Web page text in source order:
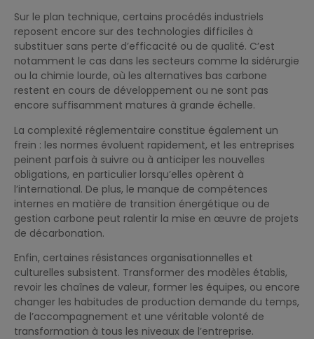
Sur le plan technique, certains procédés industriels
reposent encore sur des technologies difficiles à
substituer sans perte d’efficacité ou de qualité. C’est
notamment le cas dans les secteurs comme la sidérurgie
ou la chimie lourde, où les alternatives bas carbone
restent en cours de développement ou ne sont pas
encore suffisamment matures à grande échelle.
La complexité réglementaire constitue également un
frein : les normes évoluent rapidement, et les entreprises
peinent parfois à suivre ou à anticiper les nouvelles
obligations, en particulier lorsqu’elles opèrent à
l’international. De plus, le manque de compétences
internes en matière de transition énergétique ou de
gestion carbone peut ralentir la mise en œuvre de projets
de décarbonation.
Enfin, certaines résistances organisationnelles et
culturelles subsistent. Transformer des modèles établis,
revoir les chaînes de valeur, former les équipes, ou encore
changer les habitudes de production demande du temps,
de l’accompagnement et une véritable volonté de
transformation à tous les niveaux de l’entreprise.